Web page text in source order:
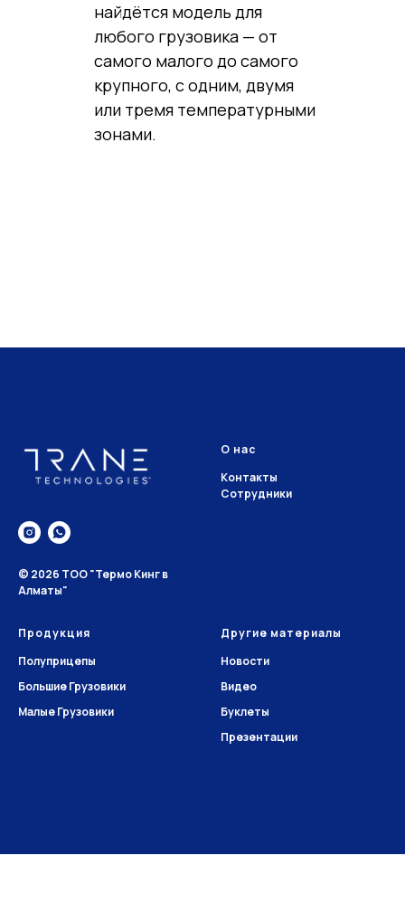
найдётся модель для
любого грузовика — от
самого малого до самого
крупного, с одним, двумя
или тремя температурными
зонами.
© 2026 ТОО "Термо Кинг в
Алматы"
О нас
Контакты
Сотрудники
Продукция
Полуприцепы
Большие Грузовики
Малые Грузовики
Другие материалы
Новости
Видео
Буклеты
Презентации